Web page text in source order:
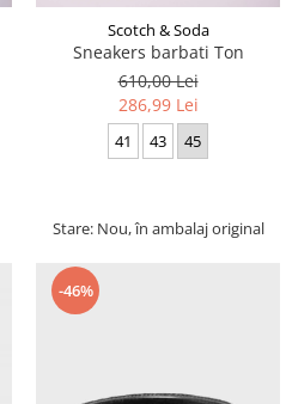
Scotch & Soda
Sneakers barbati Ton
610,00 Lei
286,99 Lei
41 43 45
Stare: Nou, în ambalaj original
-46%